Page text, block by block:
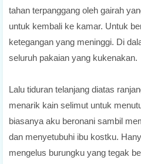
tahan terpanggang oleh gairah
untuk kembali ke kamar. Untuk
ketegangan yang meninggi. Di
seluruh pakaian yang kukenakan.
Lalu tiduran telanjang diatas
menarik kain selimut untuk
biasanya aku beronani sambil
dan menyetubuhi ibu kostku.
mengelus burungku yang tegak